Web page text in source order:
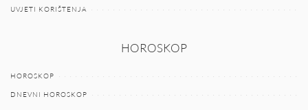
UVJETI KORIŠTENJA
HOROSKOP
HOROSKOP
DNEVNI HOROSKOP